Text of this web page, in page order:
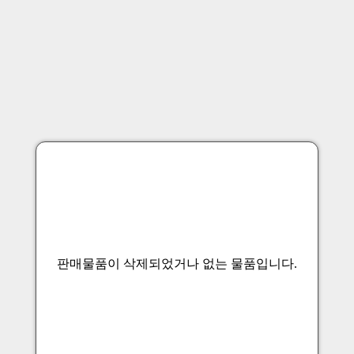
판매물품이 삭제되었거나 없는 물품입니다.